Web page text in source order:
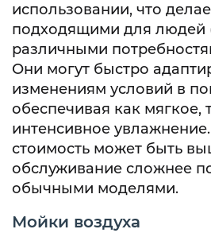
использовании, что
подходящими для людей
различными
Они могут быстро
изменениям условий в
обеспечивая как мягкое,
интенсивное
стоимость может быть
обслуживание сложнее
обычными моделями.
Мойки воздуха